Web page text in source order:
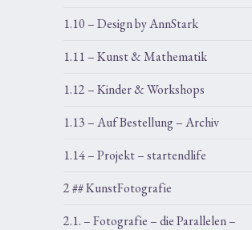
1.10 – Design by AnnStark
1.11 – Kunst & Mathematik
1.12 – Kinder & Workshops
1.13 – Auf Bestellung – Archiv
1.14 – Projekt – startendlife
2 ## KunstFotografie
2.1. – Fotografie – die Parallelen –